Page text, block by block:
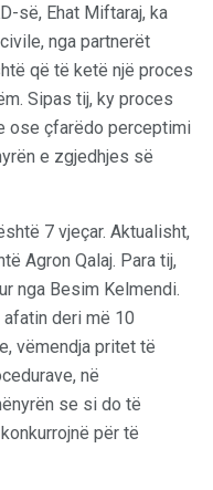
së, Ehat Miftaraj, ka
nga partnerët
që të ketë një proces
Sipas tij, ky proces
ose çfarëdo perceptimi
e zgjedhjes së
7 vjeçar. Aktualisht,
Agron Qalaj. Para tij,
nga Besim Kelmendi.
deri më 10
vëmendja pritet të
në
se si do të
për të